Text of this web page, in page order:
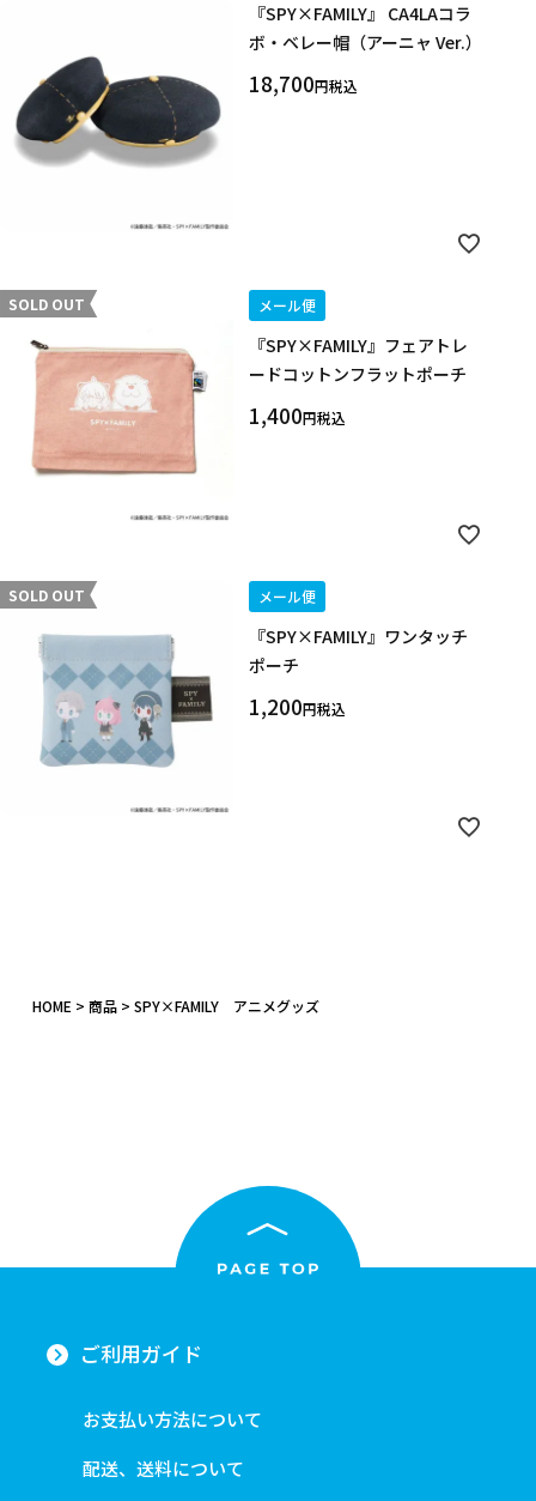
『SPY×FAMILY』 CA4LAコラ
ボ・ベレー帽（アーニャ Ver.）
18,700 税込
メール便
『SPY×FAMILY』フェアトレ
ードコットンフラットポーチ
1,400 税込
SOLD OUT
メール便
『SPY×FAMILY』ワンタッチ
ポーチ
1,200 税込
SOLD OUT
HOME 商品 SPY×FAMILY アニメグッズ
ご利用ガイド
お支払い方法について
配送、送料について